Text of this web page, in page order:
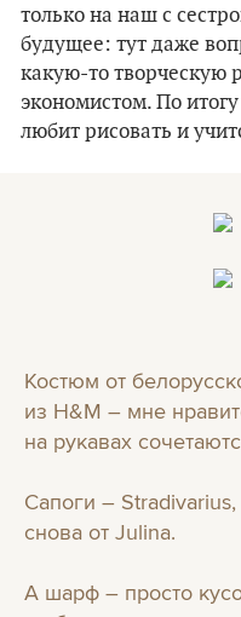
только на наш с
будущее: тут даже
какую-то творческую
экономистом. По
любит рисовать и
Костюм от
из H&M – мне
на рукавах
Сапоги –
снова от Julina.
А шарф – просто